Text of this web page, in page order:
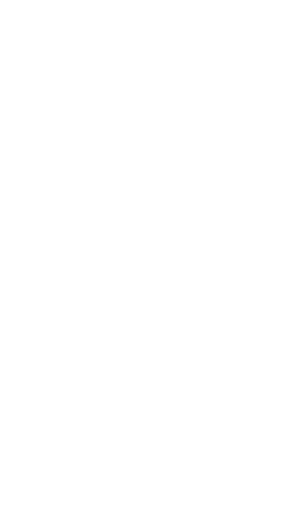
辕门
命的草头神欺压百姓，反抗犯下弑神之
、结合潮流、呈现崭新的花仙子世界。
传授医
？路途坎坷，险象迭生！素不相识的两
未婚妻姬漫夭就趁机夺走了他的武魂，